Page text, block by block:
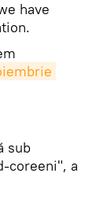
have
sub
coreeni", a